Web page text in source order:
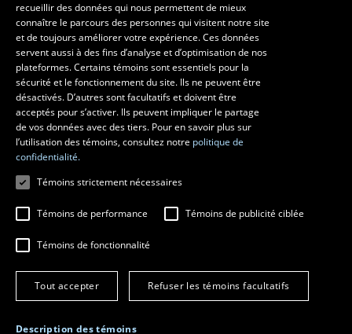
Les écoles et la recherche
École supérieure d’aménagement du territoire et de développement
régional
École d’architecture
École de design
Centre de recherche en aménagement et développement
© 2026 Université Laval
Tous droits réservés
Conditions générales d'utilisation
Fraude en ligne
recueillir des données qui nous permettent de mieux
connaître le parcours des personnes qui visitent notre site
et de toujours améliorer votre expérience. Ces données
servent aussi à des fins d’analyse et d’optimisation de nos
plateformes. Certains témoins sont essentiels pour la
sécurité et le fonctionnement du site. Ils ne peuvent être
désactivés. D’autres sont facultatifs et doivent être
acceptés pour s’activer. Ils peuvent impliquer le partage
de vos données avec des tiers. Pour en savoir plus sur
l’utilisation des témoins, consultez notre politique de
confidentialité.
Témoins strictement nécessaires
Témoins de performance Témoins de publicité ciblée
Témoins de fonctionnalité
Tout accepter Refuser les témoins facultatifs
Description des témoins